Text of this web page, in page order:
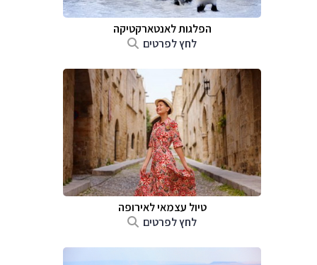
הפלגות לאנטארקטיקה
לחץ לפרטים
טיול עצמאי לאירופה
לחץ לפרטים